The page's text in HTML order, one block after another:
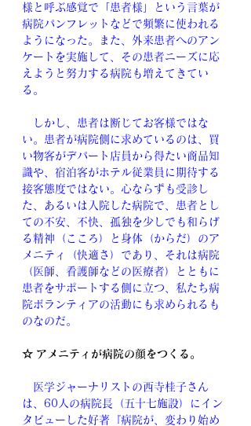
様と呼ぶ感覚で「患者様」という言葉が
病院パンフレットなどで頻繁に使われる
ようになった。また、外来患者へのアン
ケートを実施して、その患者ニーズに応
えようと努力する病院も増えてきてい
る。
しかし、患者は断じてお客様ではな
い。患者が病院側に求めているのは、買
い物客がデパート店員から得たい商品知
識や、宿泊客がホテル従業員に期待する
接客態度ではない。心ならずも受診し
た、あるいは入院した病院で、患者とし
ての不安、不快、孤独を少しでも和らげ
る精神（こころ）と身体（からだ）のア
メニティ（快適さ）であり、それは病院
（医師、看護師などの医療者）とともに
患者をサポートする側に立つ、私たち病
院ボランティアの活動にも求められるも
のなのだ。
☆ アメニティが病院の顔をつくる。
医学ジャーナリストの西寺桂子さん
は、60人の病院長（五十七施設）にイン
タビューした好著『病院が、変わり始め